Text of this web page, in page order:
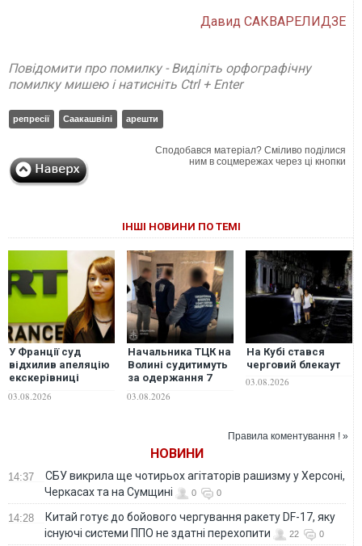
Давид САКВАРЕЛИДЗЕ
Повідомити про помилку - Виділіть орфографічну
помилку мишею і натисніть Ctrl + Enter
репресії Саакашвілі арешти
Сподобався матеріал? Сміливо поділися
ним в соцмережах через ці кнопки
ІНШІ НОВИНИ ПО ТЕМІ
У Франції суд
відхилив апеляцію
екскерівниці
телеканалу RT
03.08.2026
Начальника ТЦК на
Волині судитимуть
за одержання 7
фіктивний
03.08.2026
На Кубі стався
черговий блекаут
03.08.2026
Правила коментування ! »
НОВИНИ
14:37
СБУ викрила ще чотирьох агітаторів рашизму у Херсоні,
Черкасах та на Сумщині
0 0
14:28
Китай готує до бойового чергування ракету DF-17, яку
існуючі системи ППО не здатні перехопити
22 0